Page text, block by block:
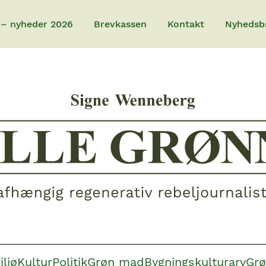
nyheder 2026 Brevkassen Kontakt
KulturPolitikGrøn madBygningskulturarv